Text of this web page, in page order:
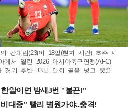
강채림(23)이 18일(현지 시간) 호주 시
에서 열린 2026 아시아축구연맹(AFC)
경기 후반 33분 만회 골을 넣고 웃음